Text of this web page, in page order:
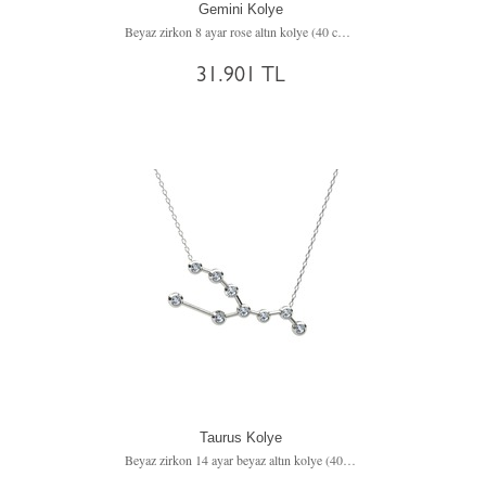
Gemini Kolye
Beyaz zirkon 8 ayar rose altın kolye (40 cm altın rolo zincir)
31.901 TL
Taurus Kolye
Beyaz zirkon 14 ayar beyaz altın kolye (40 cm gümüş rolo zincir)